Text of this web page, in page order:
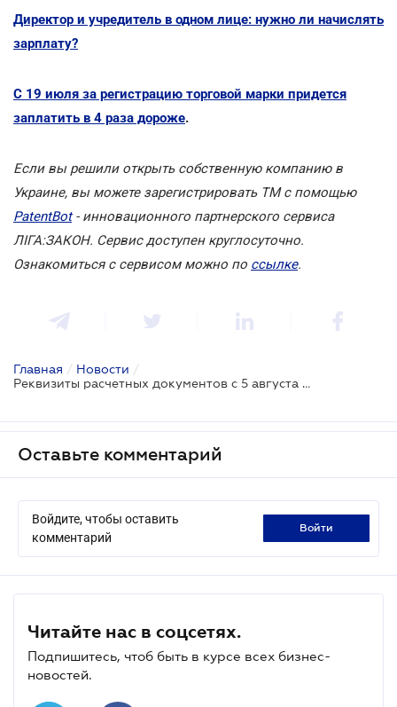
Директор и учредитель в одном лице: нужно ли начислять
зарплату?
С 19 июля за регистрацию торговой марки придется
заплатить в 4 раза дороже.
Если вы решили открыть собственную компанию в
Украине, вы можете зарегистрировать ТМ с помощью
PatentBot- инновационного партнерского сервиса
ЛІГА:ЗАКОН. Сервис доступен круглосуточно.
Ознакомиться с сервисом можно по ссылке.
Главная / Новости /
Реквизиты расчетных документов с 5 августа можно заполнять по новому стандарту
Оставьте комментарий
Войдите, чтобы оставить
комментарий
войти
Читайте нас в соцсетях.
Подпишитесь, чтоб быть в курсе всех бизнес-
новостей.